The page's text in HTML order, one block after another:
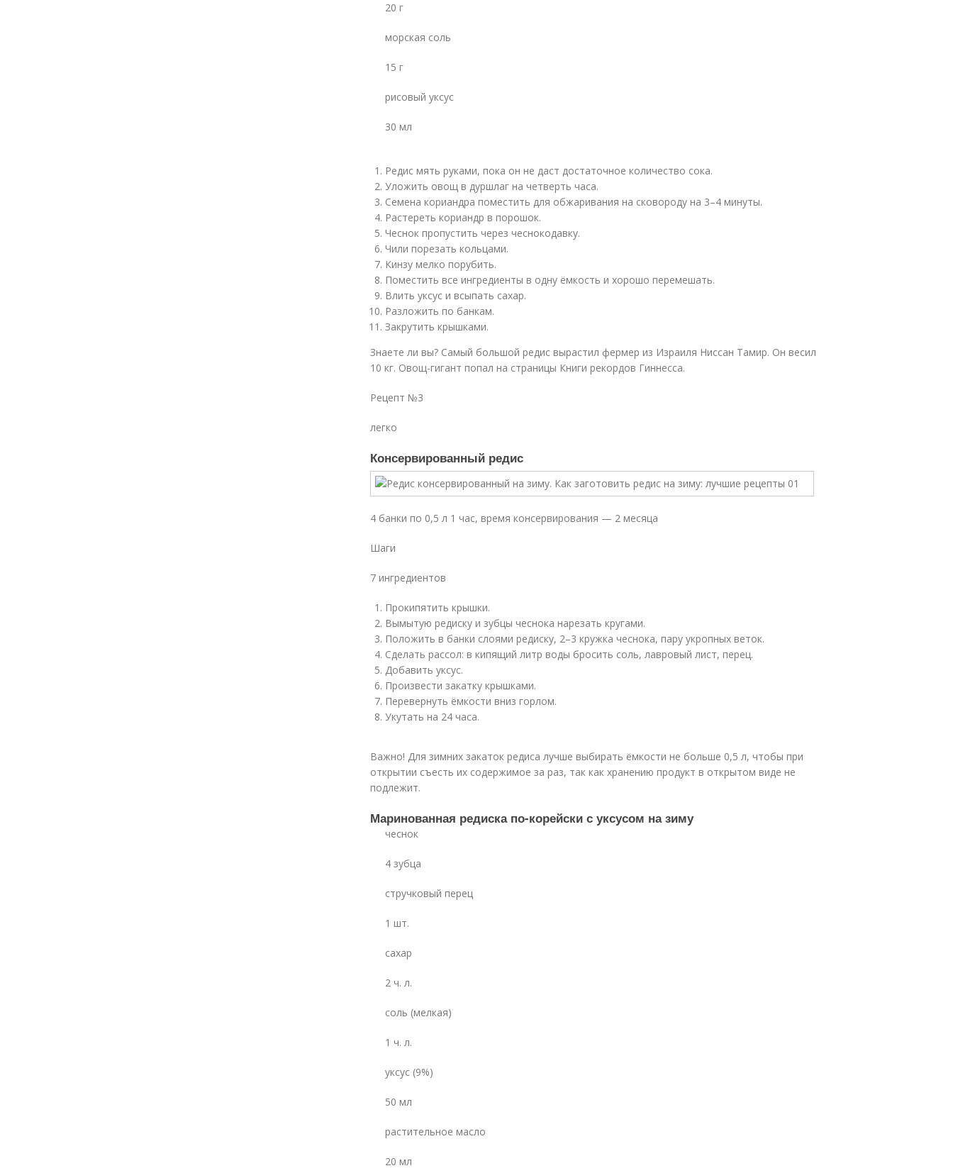
20 г
морская соль
15 г
рисовый уксус
30 мл
Редис мять руками, пока он не даст достаточное количество сока.
Уложить овощ в дуршлаг на четверть часа.
Семена кориандра поместить для обжаривания на сковороду на 3–4 минуты.
Растереть кориандр в порошок.
Чеснок пропустить через чеснокодавку.
Чили порезать кольцами.
Кинзу мелко порубить.
Поместить все ингредиенты в одну ёмкость и хорошо перемешать.
Влить уксус и всыпать сахар.
Разложить по банкам.
Закрутить крышками.
Знаете ли вы? Самый большой редис вырастил фермер из Израиля Ниссан Тамир. Он весил
10 кг. Овощ-гигант попал на страницы Книги рекордов Гиннесса.
Рецепт №3
легко
Консервированный редис
4 банки по 0,5 л 1 час, время консервирования — 2 месяца
Шаги
7 ингредиентов
Прокипятить крышки.
Вымытую редиску и зубцы чеснока нарезать кругами.
Положить в банки слоями редиску, 2–3 кружка чеснока, пару укропных веток.
Сделать рассол: в кипящий литр воды бросить соль, лавровый лист, перец.
Добавить уксус.
Произвести закатку крышками.
Перевернуть ёмкости вниз горлом.
Укутать на 24 часа.
Важно! Для зимних закаток редиса лучше выбирать ёмкости не больше 0,5 л, чтобы при
открытии съесть их содержимое за раз, так как хранению продукт в открытом виде не
подлежит.
Маринованная редиска по-корейски с уксусом на зиму
чеснок
4 зубца
стручковый перец
1 шт.
сахар
2 ч. л.
соль (мелкая)
1 ч. л.
уксус (9%)
50 мл
растительное масло
20 мл